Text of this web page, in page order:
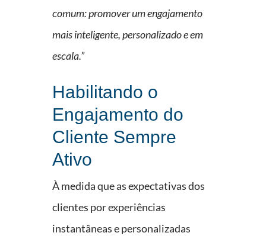
comum: promover um engajamento
mais inteligente, personalizado e em
escala.”
Habilitando o
Engajamento do
Cliente Sempre
Ativo
À medida que as expectativas dos
clientes por experiências
instantâneas e personalizadas